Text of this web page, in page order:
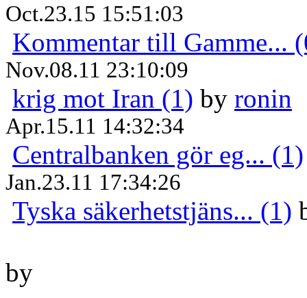
Oct.23.15 15:51:03
Kommentar till Gamme...
Nov.08.11 23:10:09
krig mot Iran (1) by ronin
Apr.15.11 14:32:34
Centralbanken gör eg... (1)
Jan.23.11 17:34:26
Tyska säkerhetstjäns... (1)
by